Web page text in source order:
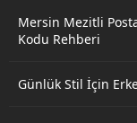
Mersin Mezitli
Kodu Rehberi
Günlük Stil İçin